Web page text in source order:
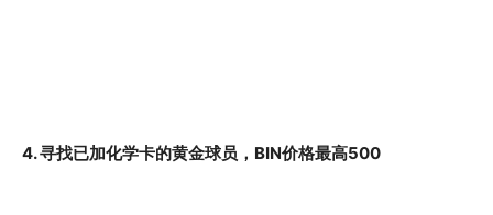
4. 寻找已加化学卡的黄金球员，BIN价格最高500